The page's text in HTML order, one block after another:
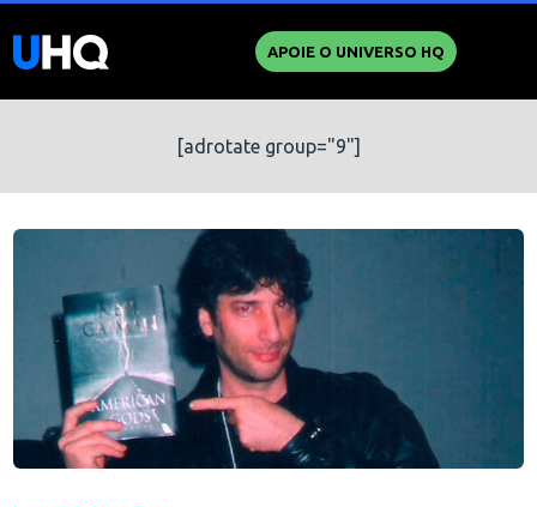
APOIE O UNIVERSO HQ
[adrotate group="9"]